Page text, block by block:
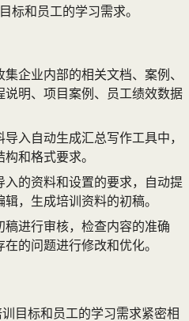
标和员工的学习需求。
集企业内部的相关文档、案例、
明、项目案例、员工绩效数据
导入自动生成汇总写作工具中，
和格式要求。
入的资料和设置的要求，自动提
，生成培训资料的初稿。
稿进行审核，检查内容的准确
的问题进行修改和优化。
目标和员工的学习需求紧密相